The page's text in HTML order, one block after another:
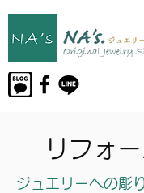
リフォ
ジュエリーへの彫